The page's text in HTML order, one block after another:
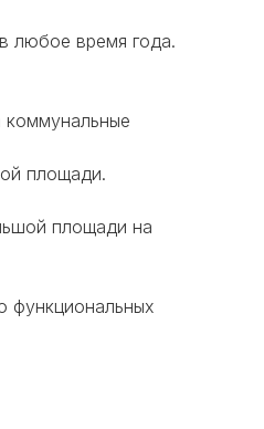
любое время года.
коммунальные
площади.
площади на
функциональных